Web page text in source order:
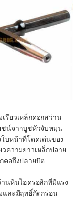
รียวเหล็กดอกสว่าน
ชน์จากบูชหัวจับหมุน
บหน้าที่โดดเด่นของ
ความยาวเหล็กปลาย
คอถึงปลายบิต
านหินไฮดรอลิกที่มีแรง
และมีฤทธิ์กัดกร่อน